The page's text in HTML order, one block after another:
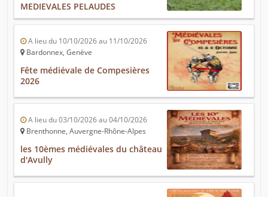
MEDIEVALES PELAUDES
A lieu du 10/10/2026 au 11/10/2026
Bardonnex, Genève
Fête médiévale de Compesières
2026
A lieu du 03/10/2026 au 04/10/2026
Brenthonne, Auvergne-Rhône-Alpes
les 10èmes médiévales du château
d'Avully